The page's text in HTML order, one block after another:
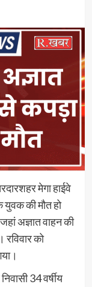
मेगा हाईवे
युवक की मौत हो
अज्ञात वाहन की
को
34 वर्षीय